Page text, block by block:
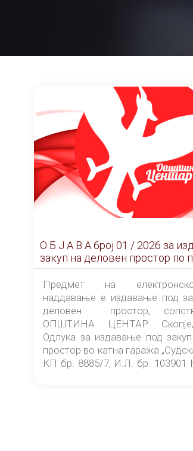
О Б Ј А В А брoj 01 / 2026 за
закуп на деловен простор по
ЕЛЕКТРОНСКО ЈАВНО
Предмет на
наддавање е издавање под
деловен простор,
ОПШТИНА ЦЕНТАР Скопје,
Одлука за издавање под закуп
простор во катна гаража
КП бр. 8885/7, И.Л. бр. 103901